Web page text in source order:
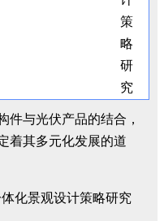
件与光伏产品的结合，
着其多元化发展的道